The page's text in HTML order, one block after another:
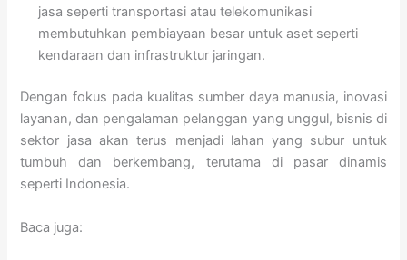
jasa seperti transportasi atau telekomunikasi
membutuhkan pembiayaan besar untuk aset seperti
kendaraan dan infrastruktur jaringan.
Dengan fokus pada kualitas sumber daya manusia, inovasi
layanan, dan pengalaman pelanggan yang unggul, bisnis di
sektor jasa akan terus menjadi lahan yang subur untuk
tumbuh dan berkembang, terutama di pasar dinamis
seperti Indonesia.
Baca juga: